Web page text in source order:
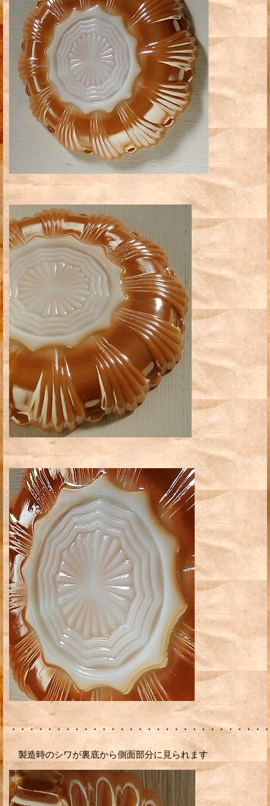
・・・・・・・・・・・・・・・・・・・・・・・・・・・・
製造時のシワが裏底から側面部分に見られます